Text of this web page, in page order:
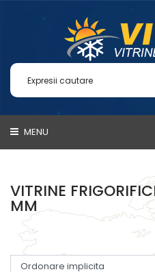
MENU
VITRINE
MM